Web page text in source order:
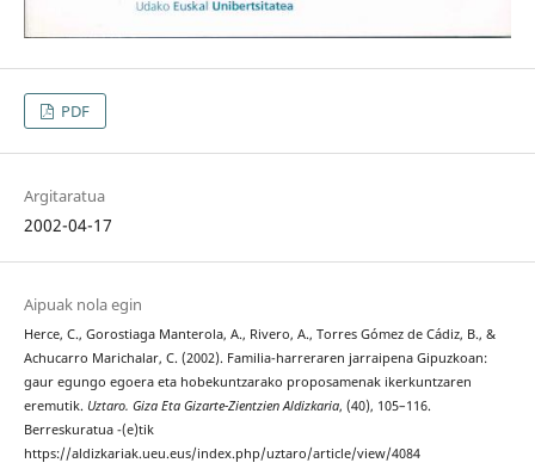
PDF
Argitaratua
2002-04-17
Aipuak nola egin
Herce, C., Gorostiaga Manterola, A., Rivero, A., Torres Gómez de Cádiz, B., &
Achucarro Marichalar, C. (2002). Familia-harreraren jarraipena Gipuzkoan:
gaur egungo egoera eta hobekuntzarako proposamenak ikerkuntzaren
eremutik. Uztaro. Giza Eta Gizarte-Zientzien Aldizkaria, (40), 105–116.
Berreskuratua -(e)tik
https://aldizkariak.ueu.eus/index.php/uztaro/article/view/4084